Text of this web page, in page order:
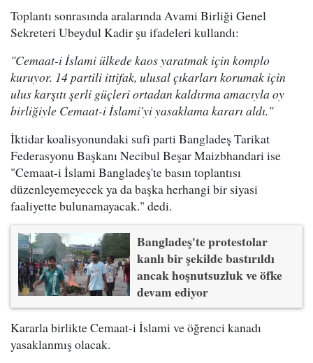
Toplantı sonrasında aralarında Avami Birliği Genel
Sekreteri Ubeydul Kadir şu ifadeleri kullandı:
"Cemaat-i İslami ülkede kaos yaratmak için komplo
kuruyor. 14 partili ittifak, ulusal çıkarları korumak için
ulus karşıtı şerli güçleri ortadan kaldırma amacıyla oy
birliğiyle Cemaat-i İslami'yi yasaklama kararı aldı."
İktidar koalisyonundaki sufi parti Bangladeş Tarikat
Federasyonu Başkanı Necibul Beşar Maizbhandari ise
"Cemaat-i İslami Bangladeş'te basın toplantısı
düzenleyemeyecek ya da başka herhangi bir siyasi
faaliyette bulunamayacak." dedi.
Bangladeş'te protestolar
kanlı bir şekilde bastırıldı
ancak hoşnutsuzluk ve öfke
devam ediyor
Kararla birlikte Cemaat-i İslami ve öğrenci kanadı
yasaklanmış olacak.